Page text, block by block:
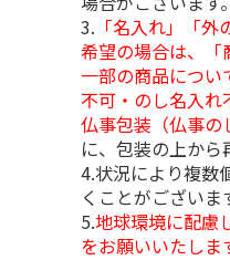
3. 「名入れ」「
希望の場合は、「
一部の商品につい
不可・のし名入れ
仏事包装（仏事の
に、包装の上から
4.状況により複数
くことがございま
5.地球環境に配慮
をお願いいたしま